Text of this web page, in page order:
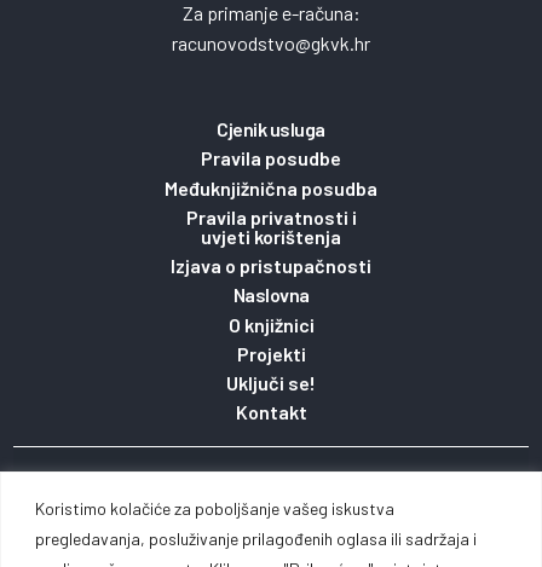
Koristimo kolačiće za poboljšanje vašeg iskustva
pregledavanja, posluživanje prilagođenih oglasa ili sadržaja i
Za primanje e-računa:
racunovodstvo@gkvk.hr
Cjenik usluga
Pravila posudbe
Međuknjižnična posudba
Pravila privatnosti i
uvjeti korištenja
Izjava o pristupačnosti
Naslovna
O knjižnici
Projekti
Uključi se!
Kontakt
Copyright 2023. © Gradska knjižnica i čitaonica
Vinkovci pridržava pravo na sadržaj stranice / Web